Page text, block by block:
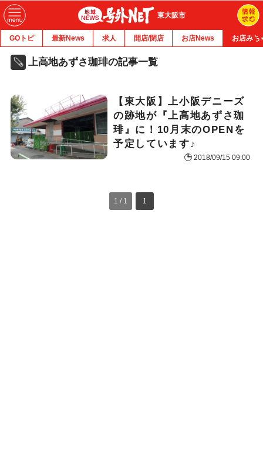
東大阪市
GOトピ 最新News 求人 開店/閉店 お店News お店みち
上高地あずさ珈琲の記事一覧
【東大阪】上小阪デニーズ
の跡地が『上高地あずさ珈
琲』に！10月末のOPENを
予定しています♪
2018/09/15 09:00
1 / 1 1